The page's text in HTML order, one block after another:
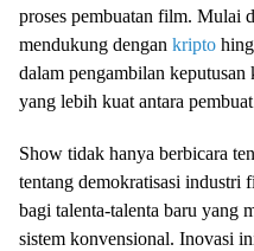
proses pembuatan film. Mulai
mendukung dengan kripto
dalam pengambilan
yang lebih kuat antara
Show tidak hanya berbicara
tentang demokratisasi industri
bagi talenta-talenta baru yang
sistem konvensional. Inovasi